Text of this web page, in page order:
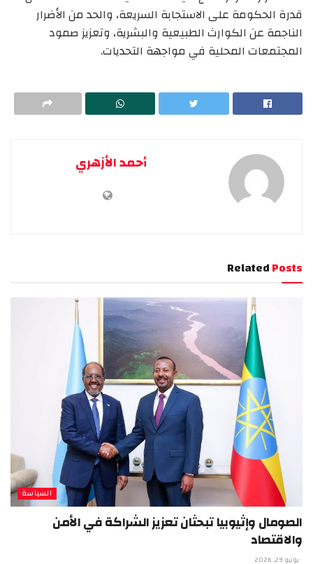
قدرة الحكومة على الاستجابة السريعة، والحد من الأضرار
الناجمة عن الكوارث الطبيعية والبشرية، وتعزيز صمود
المجتمعات المحلية في مواجهة التحديات.
أحمد الأزهري
RelatedPosts
السياسة
الصومال وإثيوبيا تبحثان تعزيز الشراكة في الأمن
والاقتصاد
يونيو 29, 2026